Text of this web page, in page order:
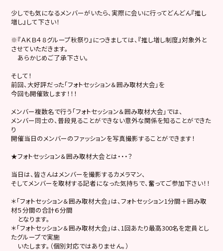
少しでも気になるメンバーがいたら、実際に会いに行ってどんどん『推し
増し』して下さい！
※『ＡＫＢ４８グループ秋祭り』につきましては、『推し増し制度』対象外と
させていただきます。
あらかじめご了承下さい。
そして！
前回、大好評だった「フォトセッション＆囲み取材大会」を
今回も開催致します！！！
メンバー複数名で行う「フォトセッション＆囲み取材大会」では、
メンバー同士の、普段見ることができない意外な関係を知ることができた
り
開催当日のメンバーのファッションを写真撮影することができます！
★フォトセッション＆囲み取材大会とは・・・？
当日は、皆さんはメンバーを撮影するカメラマン、
そしてメンバーを取材する記者になった気持ちで、奮ってご参加下さい！！
＊「フォトセッション＆囲み取材大会」は、フォトセッション1分間＋囲み取
材５分間の合計６分間
となります。
＊「フォトセッション＆囲み取材大会」は、1回あたり最高300名を定員とし
たグループで実施
いたします。（個別対応ではありません。）